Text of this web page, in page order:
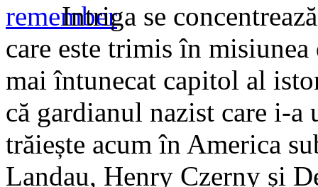
Intriga se
care este trimis în
mai întunecat capitol al
că gardianul nazist care i-
trăiește acum în America
Landau, Henry Czerny și